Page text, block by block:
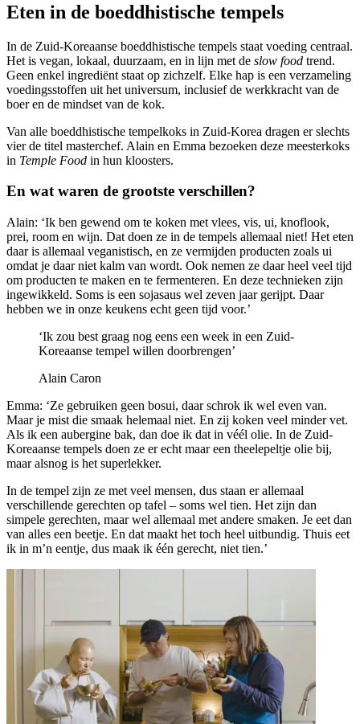
Eten in de boeddhistische tempels
In de Zuid-Koreaanse boeddhistische tempels staat voeding centraal.
Het is vegan, lokaal, duurzaam, en in lijn met de slow food trend.
Geen enkel ingrediënt staat op zichzelf. Elke hap is een verzameling
voedingsstoffen uit het universum, inclusief de werkkracht van de
boer en de mindset van de kok.
Van alle boeddhistische tempelkoks in Zuid-Korea dragen er slechts
vier de titel masterchef. Alain en Emma bezoeken deze meesterkoks
in Temple Food in hun kloosters.
En wat waren de grootste verschillen?
Alain: ‘Ik ben gewend om te koken met vlees, vis, ui, knoflook,
prei, room en wijn. Dat doen ze in de tempels allemaal niet! Het eten
daar is allemaal veganistisch, en ze vermijden producten zoals ui
omdat je daar niet kalm van wordt. Ook nemen ze daar heel veel tijd
om producten te maken en te fermenteren. En deze technieken zijn
ingewikkeld. Soms is een sojasaus wel zeven jaar gerijpt. Daar
hebben we in onze keukens echt geen tijd voor.’
‘Ik zou best graag nog eens een week in een Zuid-
Koreaanse tempel willen doorbrengen’
Alain Caron
Emma: ‘Ze gebruiken geen bosui, daar schrok ik wel even van.
Maar je mist die smaak helemaal niet. En zij koken veel minder vet.
Als ik een aubergine bak, dan doe ik dat in véél olie. In de Zuid-
Koreaanse tempels doen ze er echt maar een theelepeltje olie bij,
maar alsnog is het superlekker.
In de tempel zijn ze met veel mensen, dus staan er allemaal
verschillende gerechten op tafel – soms wel tien. Het zijn dan
simpele gerechten, maar wel allemaal met andere smaken. Je eet dan
van alles een beetje. En dat maakt het toch heel uitbundig. Thuis eet
ik in m’n eentje, dus maak ik één gerecht, niet tien.’